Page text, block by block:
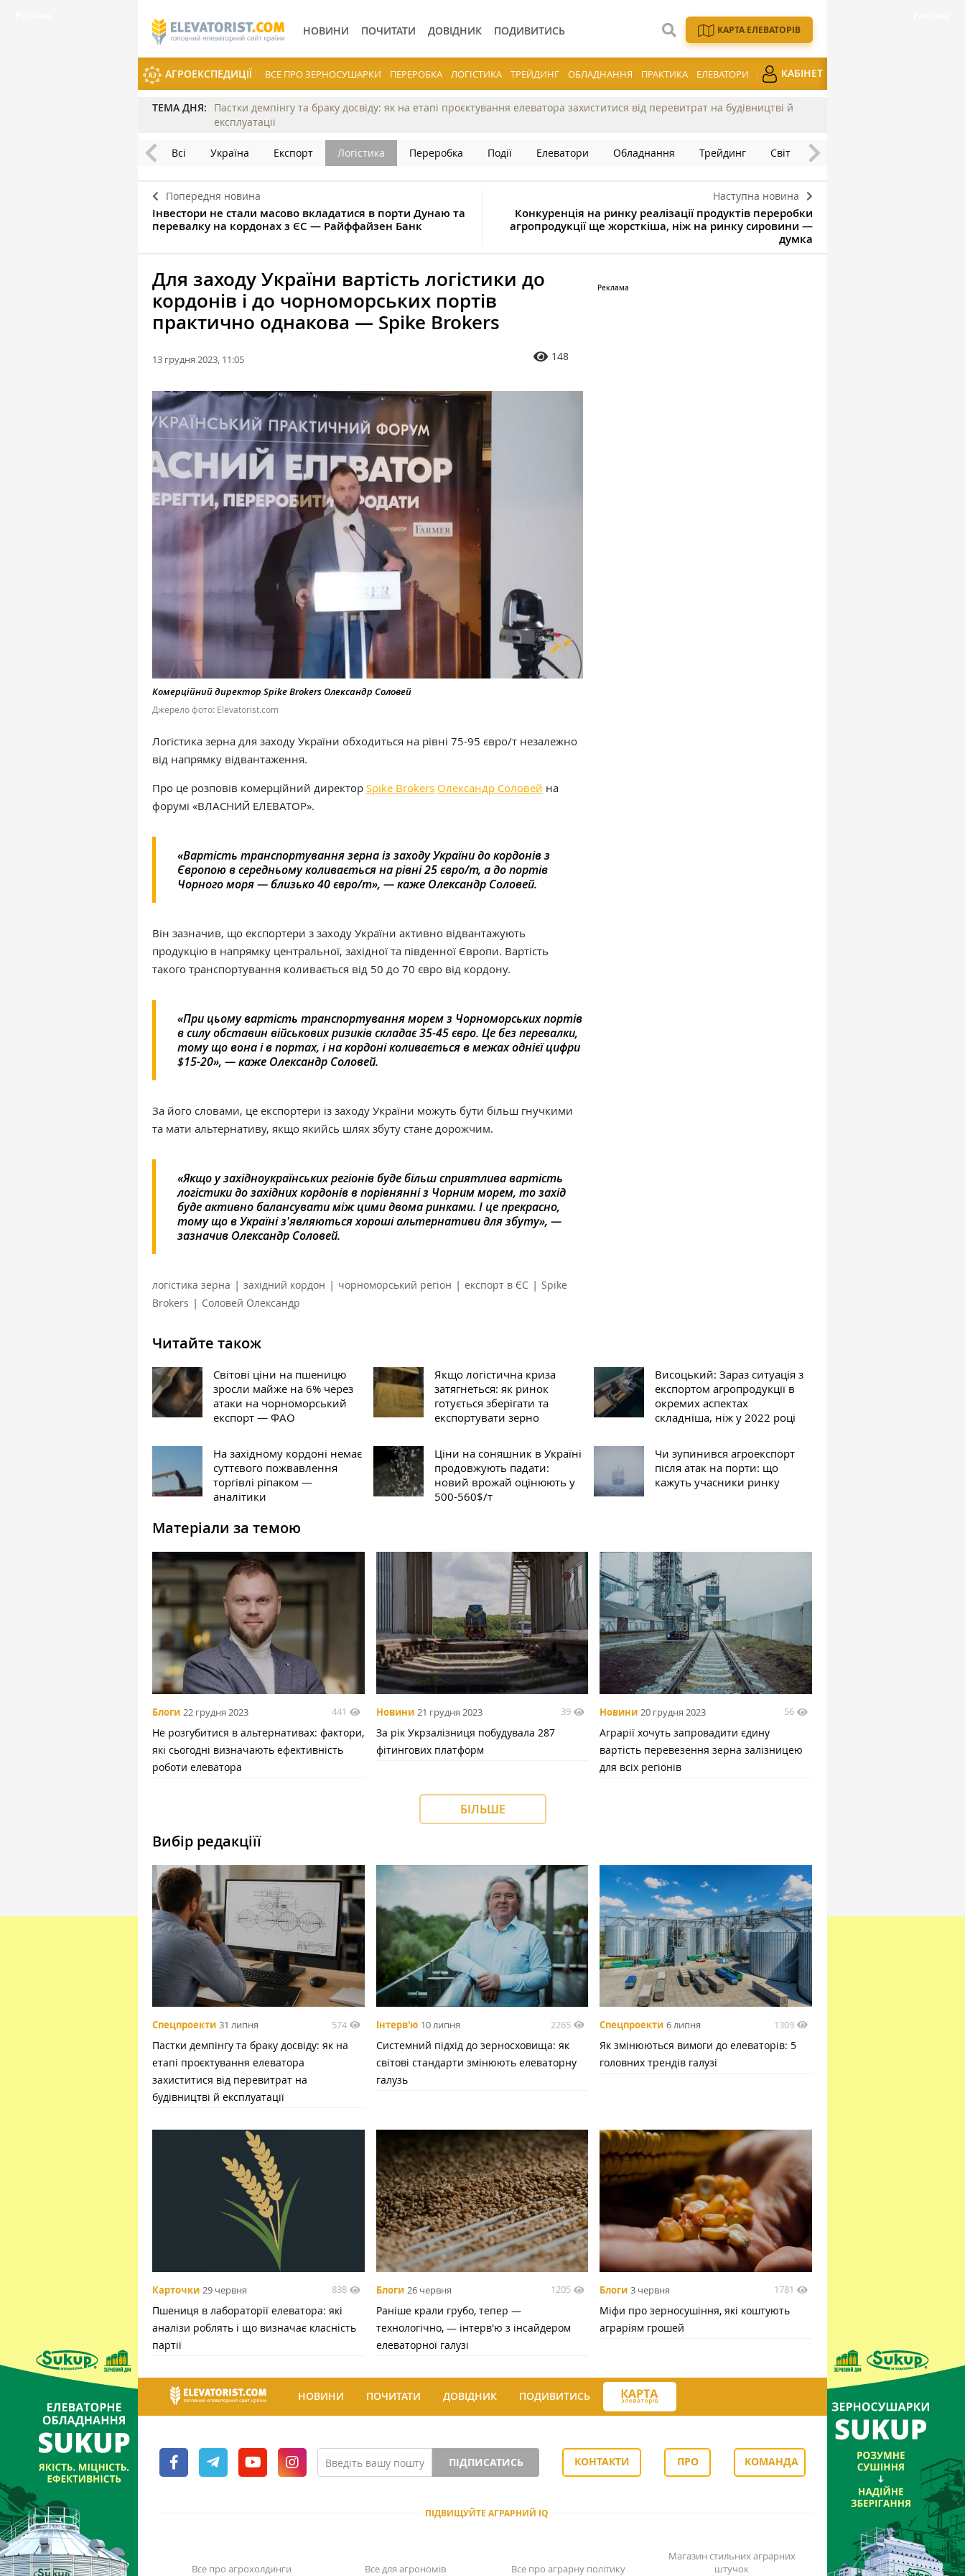
НОВИНИ ПОЧИТАТИ ДОВІДНИК ПОДИВИТИСЬ КАРТА ЕЛЕВАТОРІВ
АГРОЕКСПЕДИЦІЇ ВСЕ ПРО ЗЕРНОСУШАРКИ ПЕРЕРОБКА ЛОГІСТИКА ТРЕЙДИНГ ОБЛАДНАННЯ ПРАКТИКА ЕЛЕВАТОРИ КАБІНЕТ
ТЕМА ДНЯ:
Пастки демпінгу та браку досвіду: як на етапі проєктування елеватора захиститися від перевитрат на будівництві й
експлуатації
Всі Україна Експорт Логістика Переробка Події Елеватори Обладнання Трейдинг Світ
Попередня новина
Інвестори не стали масово вкладатися в порти Дунаю та
перевалку на кордонах з ЄС — Райффайзен Банк
Наступна новина
Конкуренція на ринку реалізації продуктів переробки
агропродукції ще жорсткіша, ніж на ринку сировини —
думка
Для заходу України вартість логістики до
кордонів і до чорноморських портів
практично однакова — Spike Brokers
13 грудня 2023, 11:05 148
Комерційний директор Spike Brokers Олександр Соловей
Джерело фото: Elevatorist.com
Логістика зерна для заходу України обходиться на рівні 75-95 євро/т незалежно
від напрямку відвантаження.
Про це розповів комерційний директор Spike Brokers Олександр Соловей на
форумі «ВЛАСНИЙ ЕЛЕВАТОР».
«Вартість транспортування зерна із заходу України до кордонів з
Європою в середньому коливається на рівні 25 євро/т, а до портів
Чорного моря — близько 40 євро/т», — каже Олександр Соловей.
Він зазначив, що експортери з заходу України активно відвантажують
продукцію в напрямку центральної, західної та південної Європи. Вартість
такого транспортування коливається від 50 до 70 євро від кордону.
«При цьому вартість транспортування морем з Чорноморських портів
в силу обставин військових ризиків складає 35-45 євро. Це без перевалки,
тому що вона і в портах, і на кордоні коливається в межах однієї цифри
$15-20», — каже Олександр Соловей.
За його словами, це експортери із заходу України можуть бути більш гнучкими
та мати альтернативу, якщо якийсь шлях збуту стане дорожчим.
«Якщо у західноукраїнських регіонів буде більш сприятлива вартість
логістики до західних кордонів в порівнянні з Чорним морем, то захід
буде активно балансувати між цими двома ринками. І це прекрасно,
тому що в Україні з'являються хороші альтернативи для збуту», —
зазначив Олександр Соловей.
логістика зерна | західний кордон | чорноморський регіон | експорт в ЄС | Spike
Brokers | Соловей Олександр
Читайте також
Світові ціни на пшеницю
зросли майже на 6% через
атаки на чорноморський
експорт — ФАО
Якщо логістична криза
затягнеться: як ринок
готується зберігати та
експортувати зерно
Висоцький: Зараз ситуація з
експортом агропродукції в
окремих аспектах
складніша, ніж у 2022 році
На західному кордоні немає
суттєвого пожвавлення
торгівлі ріпаком —
аналітики
Ціни на соняшник в Україні
продовжують падати:
новий врожай оцінюють у
500-560$/т
Чи зупинився агроекспорт
після атак на порти: що
кажуть учасники ринку
Матеріали за темою
Блоги 22 грудня 2023 441
Не розгубитися в альтернативах: фактори,
які сьогодні визначають ефективність
роботи елеватора
Новини 21 грудня 2023 39
За рік Укрзалізниця побудувала 287
фітингових платформ
Новини 20 грудня 2023 56
Аграрії хочуть запровадити єдину
вартість перевезення зерна залізницею
для всіх регіонів
БІЛЬШЕ
Вибір редакціїї
Спецпроекти 31 липня 574
Пастки демпінгу та браку досвіду: як на
етапі проєктування елеватора
захиститися від перевитрат на
будівництві й експлуатації
Інтерв'ю 10 липня 2265
Системний підхід до зерносховища: як
світові стандарти змінюють елеваторну
галузь
Спецпроекти 6 липня 1309
Як змінюються вимоги до елеваторів: 5
головних трендів галузі
Карточки 29 червня 838
Пшениця в лабораторії елеватора: які
аналізи роблять і що визначає класність
партії
Блоги 26 червня 1205
Раніше крали грубо, тепер —
технологічно, — інтерв'ю з інсайдером
елеваторної галузі
Блоги 3 червня 1781
Міфи про зерносушіння, які коштують
аграріям грошей
НОВИНИ ПОЧИТАТИ ДОВІДНИК ПОДИВИТИСЬ
ПІДПИСАТИСЬ КОНТАКТИ
ПРО
КОМАНДА
ПІДВИЩУЙТЕ АГРАРНИЙ IQ
Все про агрохолдинги Все для агрономів Все про аграрну політику
Магазин стильних аграрних
штучок